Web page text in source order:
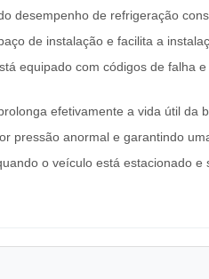
desempenho de refrigeração
de instalação e facilita a
equipado com códigos de falha
efetivamente a vida útil da
pressão anormal e garantindo
o veículo está estacionado e